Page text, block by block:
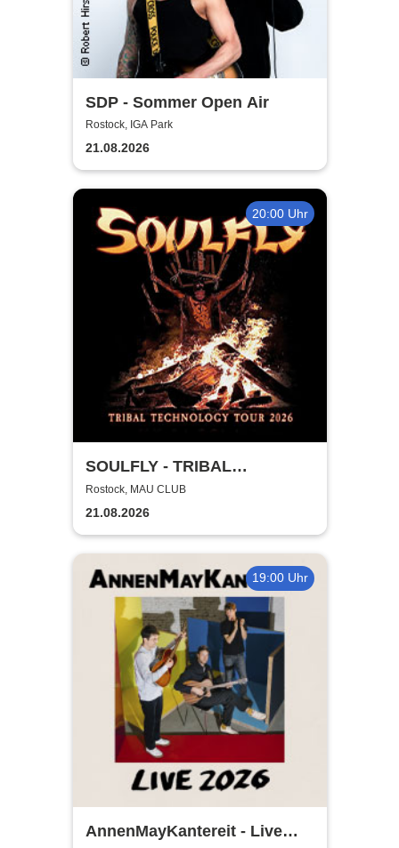
SDP - Sommer Open Air
Rostock, IGA Park
21.08.2026
20:00 Uhr
SOULFLY - TRIBAL
TECHNOLOGY TOUR 2026
Rostock, MAU CLUB
21.08.2026
19:00 Uhr
AnnenMayKantereit - Live